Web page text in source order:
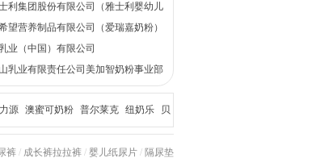
利集团股份有限公司（雅士利婴幼儿
望营养制品有限公司（爱瑞嘉奶粉）
业（中国）有限公司
乳业有限责任公司美加智奶粉事业部
源 澳蜜可奶粉 普尔莱克 纽奶乐 贝
裤 / 成长裤拉拉裤 / 婴儿纸尿片 / 隔尿垫